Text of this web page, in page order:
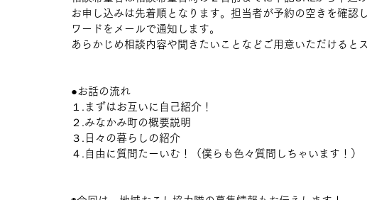
お申し込みは先着順となります。担当者が予約の空きを確認
ワードをメールで通知します。
あらかじめ相談内容や聞きたいことなどご用意いただけると
●お話の流れ
１.まずはお互いに自己紹介！
２.みなかみ町の概要説明
３.日々の暮らしの紹介
４.自由に質問たーいむ！（僕らも色々質問しちゃいます！）